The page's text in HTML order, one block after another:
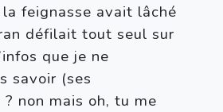
feignasse avait lâché
défilait tout seul sur
que je ne
savoir (ses
? non mais oh, tu me